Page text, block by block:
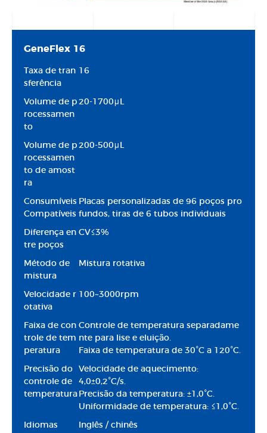
GeneFlex 16
Taxa de tran
sferência
16
Volume de p
rocessamen
to
20-1700μL
Volume de p
rocessamen
to de amost
ra
200-500μL
Consumíveis
Compatíveis
Placas personalizadas de 96 poços pro
fundos, tiras de 6 tubos individuais
Diferença en
tre poços
CV≤3%
Método de
mistura
Mistura rotativa
Velocidade r
otativa
100~3000rpm
Faixa de con
trole de tem
peratura
Controle de temperatura separadame
nte para lise e eluição.
Faixa de temperatura de 30°C a 120°C.
Precisão do
controle de
temperatura
Velocidade de aquecimento:
4,0±0,2°C/s.
Precisão da temperatura: ±1,0°C.
Uniformidade de temperatura: ≤1,0°C.
Idiomas Inglês / chinês